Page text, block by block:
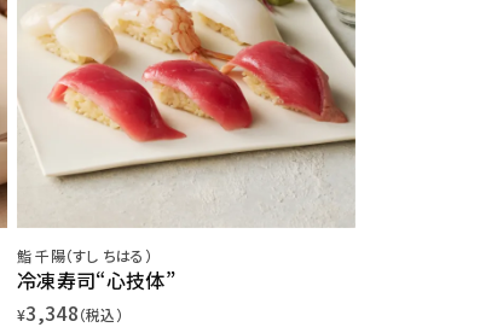
鮨 千陽（すし ちはる）
冷凍寿司“心技体”
¥3,348（税込）